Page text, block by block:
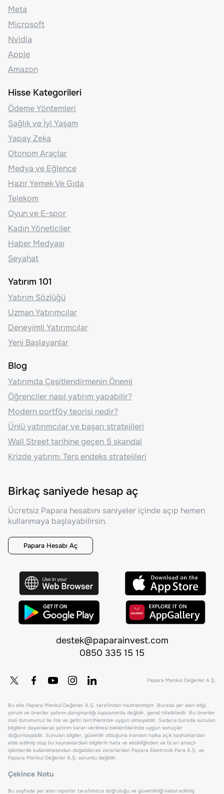
Meta
Microsoft
Nvidia
Apple
Amazon
Hisse Kategorileri
Ödeme Yöntemleri
Sağlık ve İyi Yaşam
Yapay Zeka
Otonom Araçlar
Medya ve Eğlence
Hazır Yemek Ve Gıda
Telekom
Oyun ve E-spor
Kadın Yöneticiler
Haber Medyası
Seyahat
Yatırım 101
Yatırım Sözlüğü
Uzman Yatırımcılar
Deneyimli Yatırımcılar
Yeni Başlayanlar
Blog
Yatırımda Çeşitlendirmenin Önemi
Öğrenciler nasıl yatırım yapabilir?
Modern portföy teorisi nedir?
Ünlü yatırımcılar ve başarı stratejileri
Wall Street tarihine geçen 5 skandal
Krizde yatırım: Ters endeks stratejileri
Birkaç saniyede hesap aç
Ücretsiz Papara hesabını saniyeler içinde açıp hemen
kullanmaya başlayabilirsin.
Papara Hesabı Aç
destek@paparainvest.com
0850 335 15 15
Papara Menkul Değerler A.Ş.
Bu site Papara Menkul Değerler A.Ş. tarafından hazırlanmıştır. Burada yer alan bilgi,
yorum ve öneriler yatırım danışmanlığı kapsamında değildir, genel niteliktedir. Bu öneriler
mali durumunuz ile risk ve getiri tercihlerinize uygun olmayabilir. Sadece burada sunulan
bilgilere dayanılarak yatırım kararı verilmesi beklentilerinize uygun sonuçlar
doğurmayabilir. Sunulan bilgiler, güvenilir olduğuna inanılan halka açık kaynaklardan
elde edilmiş olup bu kaynaklardaki bilgilerin hata ve eksikliğinden ve ticari amaçlı
işlemlerde kullanılmasından doğabilecek zararlardan Papara Elektronik Para A.Ş. ve
Papara Menkul Değerler A.Ş. sorumlu değildir.
Çekince Notu
Bu sayfada yer alan raporlar tarafımızca doğruluğu ve güvenilirliği kabul edilmiş